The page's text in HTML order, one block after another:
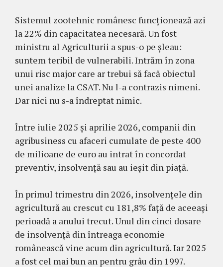
Sistemul zootehnic românesc funcționează azi
la 22% din capacitatea necesară. Un fost
ministru al Agriculturii a spus-o pe șleau:
suntem teribil de vulnerabili. Intrăm în zona
unui risc major care ar trebui să facă obiectul
unei analize la CSAT. Nu l-a contrazis nimeni.
Dar nici nu s-a îndreptat nimic.
Între iulie 2025 și aprilie 2026, companii din
agribusiness cu afaceri cumulate de peste 400
de milioane de euro au intrat în concordat
preventiv, insolvență sau au ieșit din piață.
În primul trimestru din 2026, insolvențele din
agricultură au crescut cu 181,8% față de aceeași
perioadă a anului trecut. Unul din cinci dosare
de insolvență din întreaga economie
românească vine acum din agricultură. Iar 2025
a fost cel mai bun an pentru grâu din 1997.